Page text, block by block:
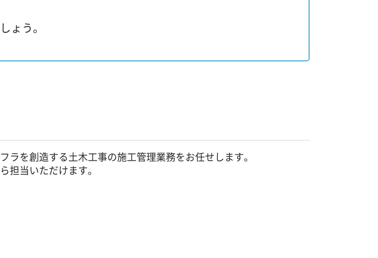
ょう。
を創造する土木工事の施工管理業務をお任せします。
担当いただけます。